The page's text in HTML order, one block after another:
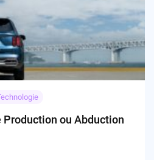
Production ou Abduction